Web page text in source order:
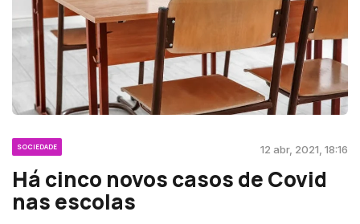
SOCIEDADE 12 abr, 2021, 18:16
Há cinco novos casos de Covid
nas escolas